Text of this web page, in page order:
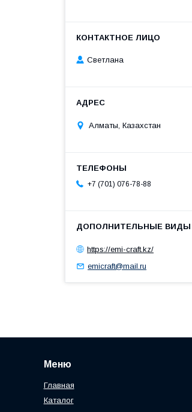
Светлана
Алматы, Казахстан
+7 (701) 076-78-88
https://emi-craft.kz/
emicraft@mail.ru
Меню
Главная
Каталог